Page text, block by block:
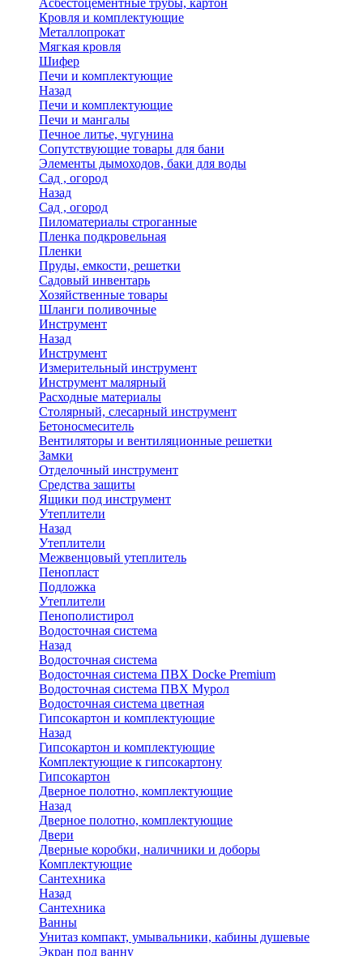
Асбестоцементные трубы, картон
Кровля и комплектующие
Металлопрокат
Мягкая кровля
Шифер
Печи и комплектующие
Назад
Печи и комплектующие
Печи и мангалы
Печное литье, чугунина
Сопутствующие товары для бани
Элементы дымоходов, баки для воды
Сад , огород
Назад
Сад , огород
Пиломатериалы строганные
Пленка подкровельная
Пленки
Пруды, емкости, решетки
Садовый инвентарь
Хозяйственные товары
Шланги поливочные
Инструмент
Назад
Инструмент
Измерительный инструмент
Инструмент малярный
Расходные материалы
Столярный, слесарный инструмент
Бетоносмеситель
Вентиляторы и вентиляционные решетки
Замки
Отделочный инструмент
Средства защиты
Ящики под инструмент
Утеплители
Назад
Утеплители
Межвенцовый утеплитель
Пенопласт
Подложка
Утеплители
Пенополистирол
Водосточная система
Назад
Водосточная система
Водосточная система ПВХ Docke Premium
Водосточная система ПВХ Мурол
Водосточная система цветная
Гипсокартон и комплектующие
Назад
Гипсокартон и комплектующие
Комплектующие к гипсокартону
Гипсокартон
Дверное полотно, комплектующие
Назад
Дверное полотно, комплектующие
Двери
Дверные коробки, наличники и доборы
Комплектующие
Сантехника
Назад
Сантехника
Ванны
Унитаз компакт, умывальники, кабины душевые
Экран под ванну